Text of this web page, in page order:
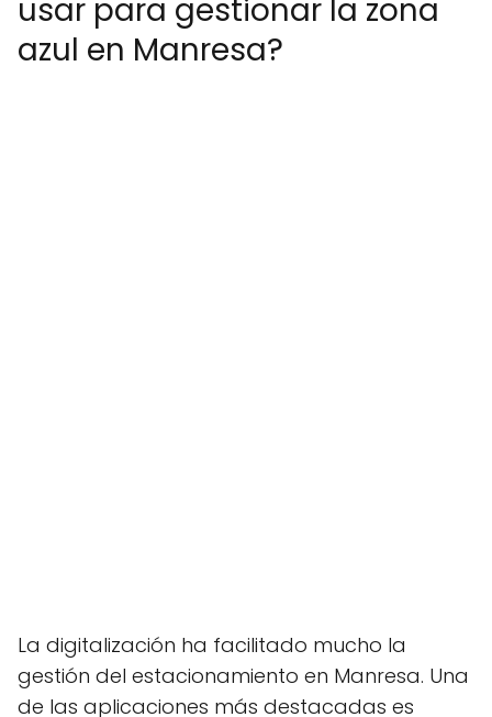
usar para gestionar la zona
azul en Manresa?
La digitalización ha facilitado mucho la
gestión del estacionamiento en Manresa. Una
de las aplicaciones más destacadas es